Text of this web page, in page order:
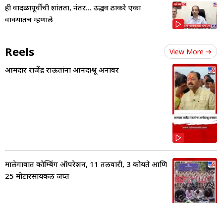
ही वादळापूर्वीची शांतता, नंतर... उद्धव ठाकरे एका
वाक्यातच म्हणाले
Reels View More
आमदार राजेंद्र राऊतांना आनंदाश्रू अनावर
मालेगावात कोम्बिंग ऑपरेशन, 11 तलवारी, 3 कोयते आणि
25 मोटारसायकल जप्त